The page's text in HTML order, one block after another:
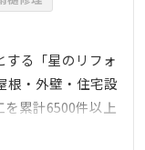
する「星のリフォ
根・外壁・住宅設
累計6500件以上
「願いを叶え